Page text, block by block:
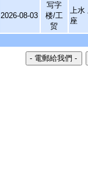
2026-08-03
写字
楼/工
贸
上水
座